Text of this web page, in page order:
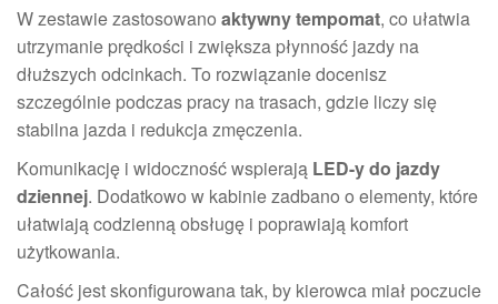
W zestawie zastosowano aktywny tempomat, co ułatwia
utrzymanie prędkości i zwiększa płynność jazdy na
dłuższych odcinkach. To rozwiązanie docenisz
szczególnie podczas pracy na trasach, gdzie liczy się
stabilna jazda i redukcja zmęczenia.
Komunikację i widoczność wspierają LED-y do jazdy
dziennej. Dodatkowo w kabinie zadbano o elementy, które
ułatwiają codzienną obsługę i poprawiają komfort
użytkowania.
Całość jest skonfigurowana tak, by kierowca miał poczucie